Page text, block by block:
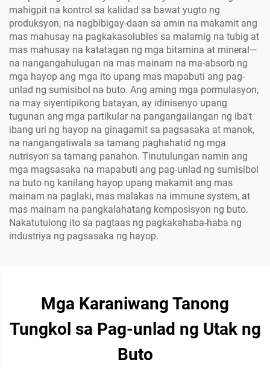
mahigpit na kontrol sa kalidad sa bawat yugto ng
produksyon, na nagbibigay-daan sa amin na makamit ang
mas mahusay na pagkakasolubles sa malamig na tubig at
mas mahusay na katatagan ng mga bitamina at mineral—
na nangangahulugan na mas mainam na ma-absorb ng
mga hayop ang mga ito upang mas mapabuti ang pag-
unlad ng sumisibol na buto. Ang aming mga pormulasyon,
na may siyentipikong batayan, ay idinisenyo upang
tugunan ang mga partikular na pangangailangan ng iba't
ibang uri ng hayop na ginagamit sa pagsasaka at manok,
na nangangatiwala sa tamang paghahatid ng mga
nutrisyon sa tamang panahon. Tinutulungan namin ang
mga magsasaka na mapabuti ang pag-unlad ng sumisibol
na buto ng kanilang hayop upang makamit ang mas
mainam na paglaki, mas malakas na immune system, at
mas mainam na pangkalahatang komposisyon ng buto.
Nakatutulong ito sa pagtaas ng pagkakahaba-haba ng
industriya ng pagsasaka ng hayop.
Mga Karaniwang Tanong
Tungkol sa Pag-unlad ng Utak ng
Buto